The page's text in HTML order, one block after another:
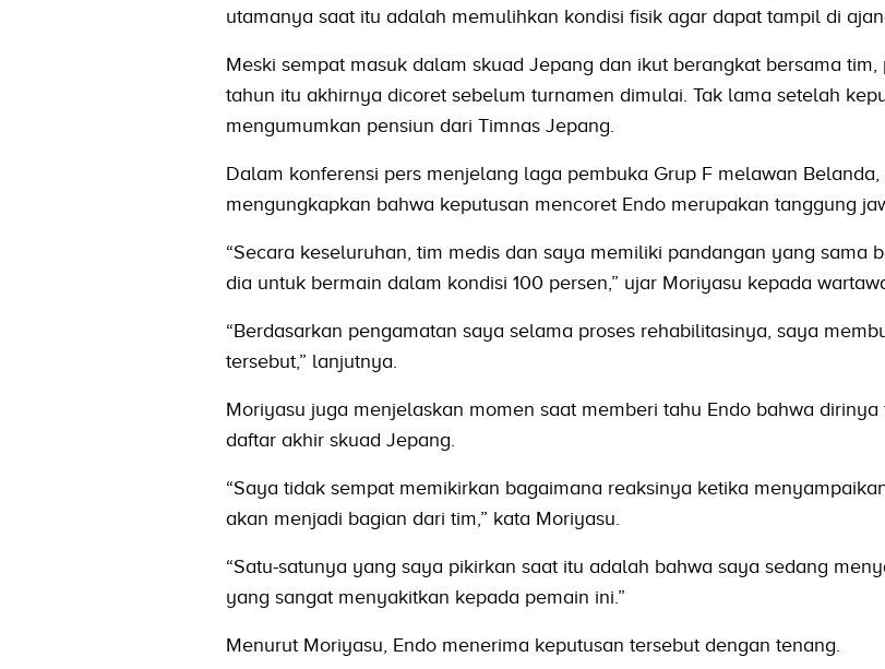
utamanya saat itu adalah memulihkan kondisi fisik agar dapat tampil di
Meski sempat masuk dalam skuad Jepang dan ikut berangkat bersama tim,
tahun itu akhirnya dicoret sebelum turnamen dimulai. Tak lama setelah
mengumumkan pensiun dari Timnas Jepang.
Dalam konferensi pers menjelang laga pembuka Grup F melawan Belanda,
mengungkapkan bahwa keputusan mencoret Endo merupakan tanggung
“Secara keseluruhan, tim medis dan saya memiliki pandangan yang sama
dia untuk bermain dalam kondisi 100 persen,” ujar Moriyasu kepada
“Berdasarkan pengamatan saya selama proses rehabilitasinya, saya
tersebut,” lanjutnya.
Moriyasu juga menjelaskan momen saat memberi tahu Endo bahwa
daftar akhir skuad Jepang.
“Saya tidak sempat memikirkan bagaimana reaksinya ketika
akan menjadi bagian dari tim,” kata Moriyasu.
“Satu-satunya yang saya pikirkan saat itu adalah bahwa saya sedang
yang sangat menyakitkan kepada pemain ini.”
Menurut Moriyasu, Endo menerima keputusan tersebut dengan tenang.